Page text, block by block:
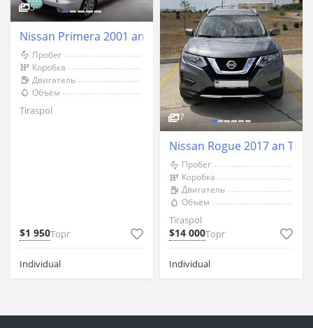
5
Nissan Primera 2001 an Tiraspol
Пробег
Коробка
Двигатель
Объём
Tiraspol
$1 950Торг
Individual
7
Nissan Rogue 2017 an
Пробег
Коробка
Двигатель
Объём
Tiraspol
$14 000Торг
Individual